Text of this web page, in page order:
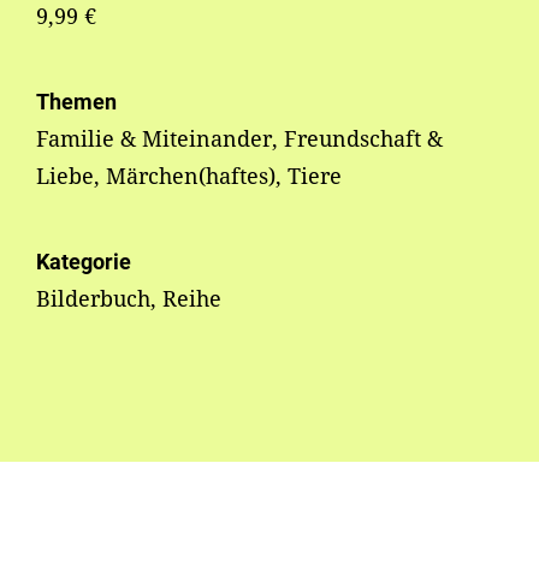
9,99 €
Themen
Familie & Miteinander, Freundschaft &
Liebe, Märchen(haftes), Tiere
Kategorie
Bilderbuch, Reihe